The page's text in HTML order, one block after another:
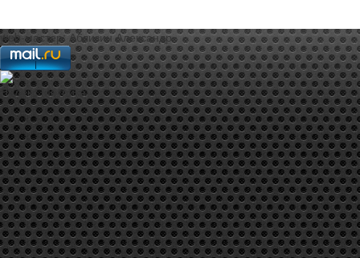
web-мастер:Аблизин Александр